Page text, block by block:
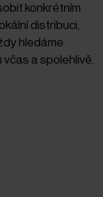
konkrétním
distribuci,
hledáme
a spolehlivě.